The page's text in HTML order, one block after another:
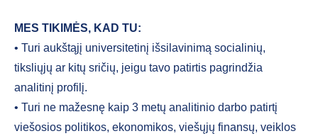
MES TIKIMĖS, KAD TU:
• Turi aukštąjį universitetinį išsilavinimą socialinių,
tiksliųjų ar kitų sričių, jeigu tavo patirtis pagrindžia
analitinį profilį.
• Turi ne mažesnę kaip 3 metų analitinio darbo patirtį
viešosios politikos, ekonomikos, viešųjų finansų, veiklos